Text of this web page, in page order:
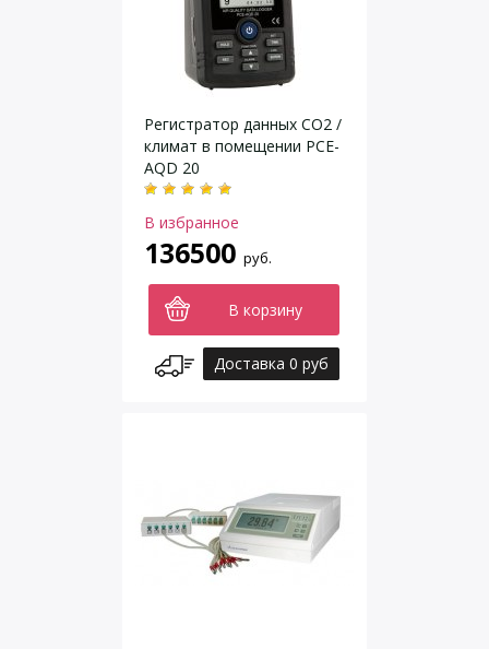
Регистратор данных CO2 /
климат в помещении PCE-
AQD 20
В избранное
136500 руб.
В корзину
Доставка 0 руб